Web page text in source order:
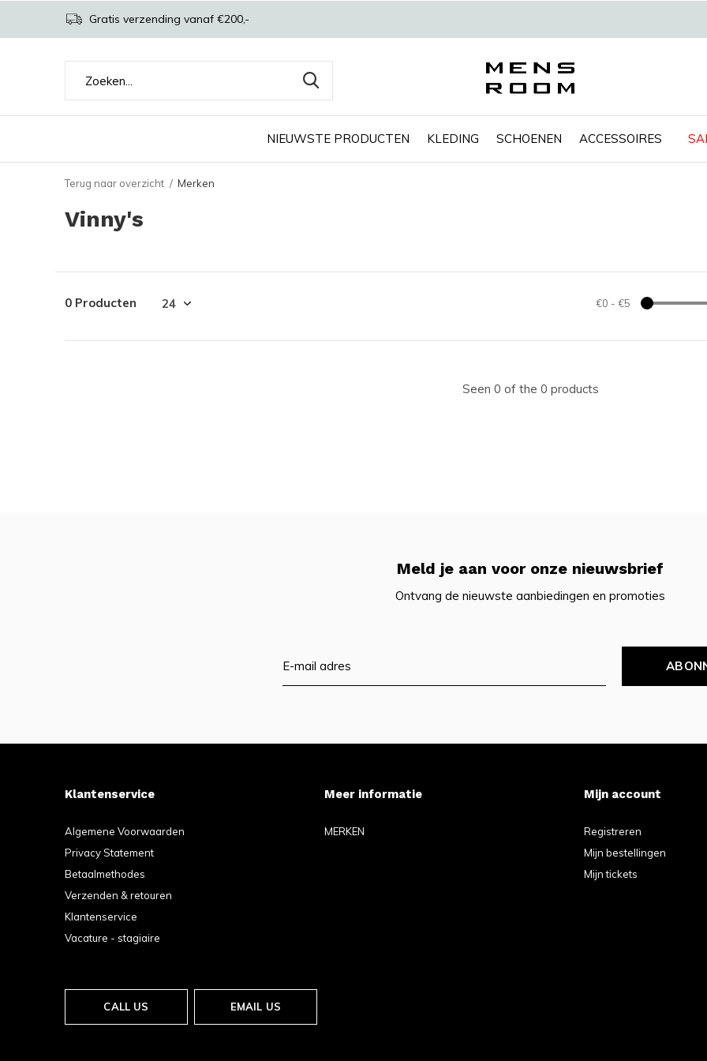
NIEUWSTE PRODUCTEN KLEDING SCHOENEN ACCESSOIRES
Gratis verzending vanaf €200,-
Terug naar overzicht Merken
Vinny's
0 Producten €0 - €5
Seen 0 of the 0 products
Meld je aan voor onze nieuwsbrief
Ontvang de nieuwste aanbiedingen en promoties
Klantenservice
Algemene Voorwaarden
Privacy Statement
Betaalmethodes
Verzenden & retouren
Klantenservice
Vacature - stagiaire
Meer informatie
MERKEN
Mijn account
Registreren
Mijn bestellingen
Mijn tickets
CALL US EMAIL US